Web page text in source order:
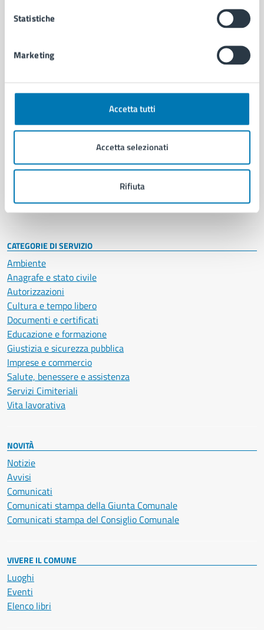
Statistiche
Marketing
Accetta tutti
Accetta selezionati
Rifiuta
Aree amministrative
Uffici
Politici
Intranet, posta aziendale e protocollo
CATEGORIE DI SERVIZIO
Ambiente
Anagrafe e stato civile
Autorizzazioni
Cultura e tempo libero
Documenti e certificati
Educazione e formazione
Giustizia e sicurezza pubblica
Imprese e commercio
Salute, benessere e assistenza
Servizi Cimiteriali
Vita lavorativa
NOVITÀ
Notizie
Avvisi
Comunicati
Comunicati stampa della Giunta Comunale
Comunicati stampa del Consiglio Comunale
VIVERE IL COMUNE
Luoghi
Eventi
Elenco libri